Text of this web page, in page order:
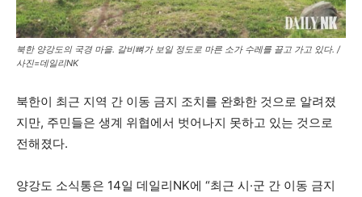
북한 양강도의 국경 마을. 갈비뼈가 보일 정도로 마른 소가 수레를 끌고 가고 있다. /
사진=데일리NK
북한이 최근 지역 간 이동 금지 조치를 완화한 것으로 알려졌
지만, 주민들은 생계 위협에서 벗어나지 못하고 있는 것으로
전해졌다.
양강도 소식통은 14일 데일리NK에 “최근 시·군 간 이동 금지